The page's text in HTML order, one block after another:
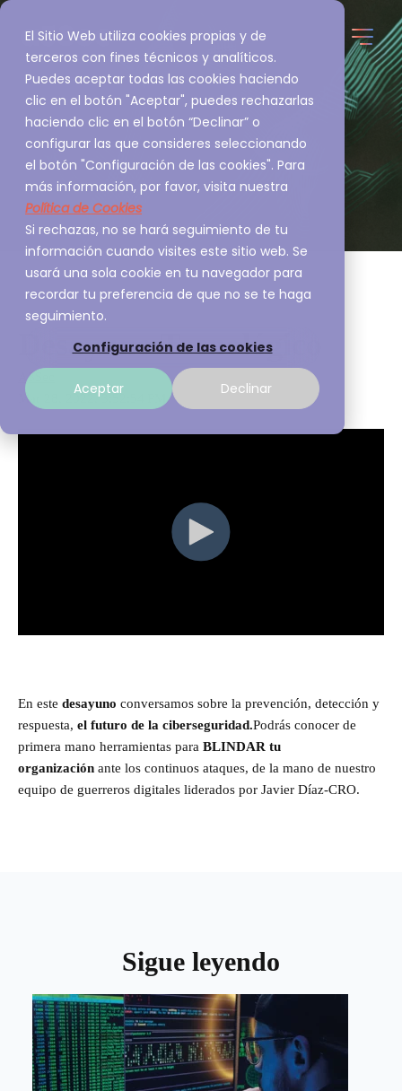
El Sitio Web utiliza cookies propias y de
terceros con fines técnicos y analíticos.
Puedes aceptar todas las cookies haciendo
clic en el botón "Aceptar", puedes rechazarlas
haciendo clic en el botón “Declinar” o
configurar las que consideres seleccionando
el botón "Configuración de las cookies". Para
más información, por favor, visita nuestra
Política de Cookies
Si rechazas, no se hará seguimiento de tu
información cuando visites este sitio web. Se
usará una sola cookie en tu navegador para
recordar tu preferencia de que no se te haga
seguimiento.
Configuración de las cookies
Aceptar Declinar
Desayuno Tecnológico
A3Sec
Mar 28, 2022, 3:52:54 PM
En este desayuno conversamos sobre la prevención, detección y
respuesta, el futuro de la ciberseguridad.Podrás conocer de
primera mano herramientas para BLINDAR tu
organización ante los continuos ataques, de la mano de nuestro
equipo de guerreros digitales liderados por Javier Díaz-CRO.
Sigue leyendo